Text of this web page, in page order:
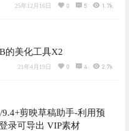
25年12月16日 0 5 1.7k
的美化工具X2
21年4月19日 0 4 2.7k
剪映草稿助手-利用预
录可导出 VIP素材